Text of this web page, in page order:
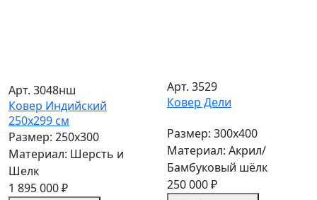
Арт. 3048нш
Ковер Индийский
250x299 см
Размер: 250x300
Материал: Шерсть и
Шелк
1 895 000 ₽
Арт. 3529
Ковер Дели
Размер: 300х400
Материал: Акрил/
Бамбуковый шёлк
250 000 ₽